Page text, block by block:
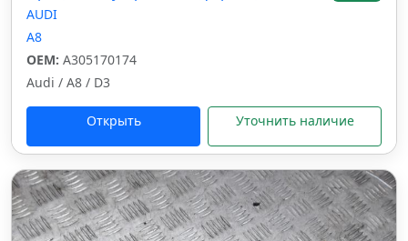
AUDI
A8
OEM: A305170174
Audi / A8 / D3
Открыть Уточнить наличие